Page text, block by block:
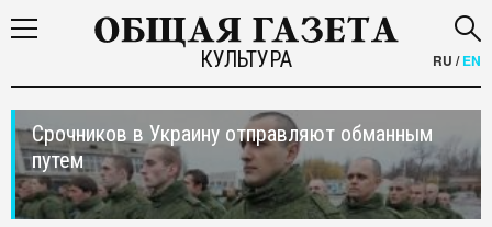
КУЛЬТУРА RU /EN
Срочников в Украину отправляют обманным
путем